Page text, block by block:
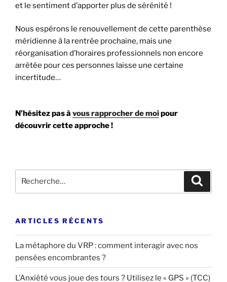
et le sentiment d’apporter plus de sérénité !
Nous espérons le renouvellement de cette parenthèse
méridienne à la rentrée prochaine, mais une
réorganisation d’horaires professionnels non encore
arrêtée pour ces personnes laisse une certaine
incertitude…
N’hésitez pas à vous rapprocher de moipour
découvrir cette approche !
pour
ARTICLES RÉCENTS
La métaphore du VRP : comment interagir avec nos
pensées encombrantes ?
L’Anxiété vous joue des tours ? Utilisez le « GPS » (TCC)